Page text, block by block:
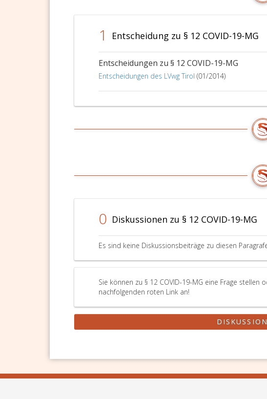
1 Entscheidung zu § 12 COVID-19-MG
Entscheidungen zu § 12 COVID-19-MG
Entscheidungen des LVwg Tirol (01/2014)
0 Diskussionen zu § 12 COVID-19-MG
Es sind keine Diskussionsbeiträge zu diesen
Sie können zu § 12 COVID-19-MG eine Frage stellen
nachfolgenden roten Link an!